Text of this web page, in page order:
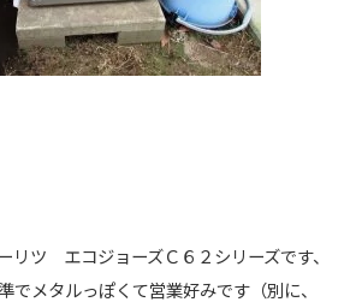
リツ エコジョーズＣ６２シリーズです、
でメタルっぽくて営業好みです（別に、